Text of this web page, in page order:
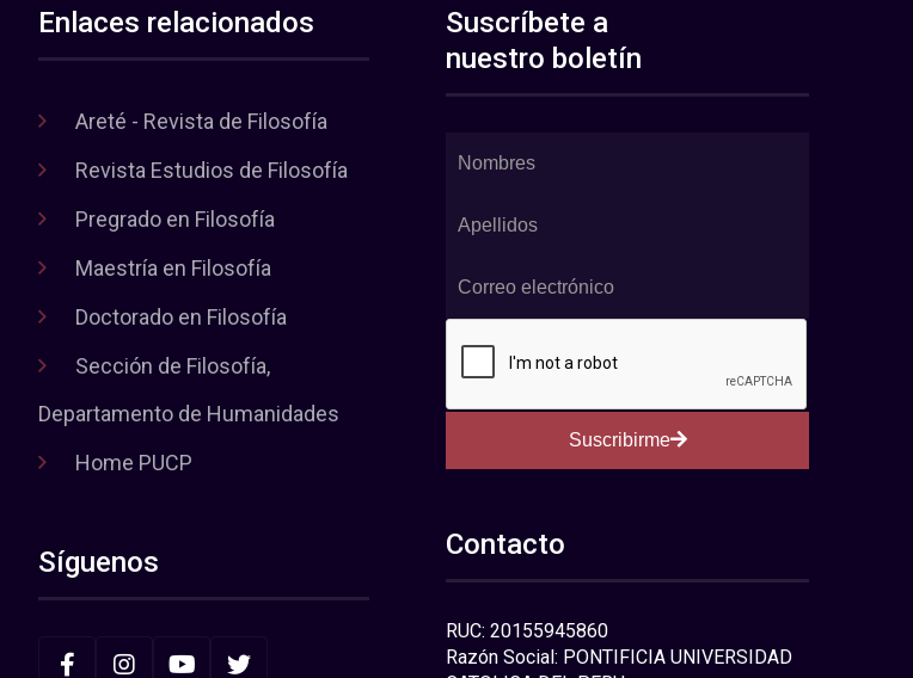
Enlaces relacionados
Areté - Revista de Filosofía
Revista Estudios de Filosofía
Pregrado en Filosofía
Maestría en Filosofía
Doctorado en Filosofía
Sección de Filosofía,
Departamento de Humanidades
Home PUCP
Síguenos
Suscríbete a
nuestro boletín
Suscribirme
Contacto
RUC: 20155945860
Razón Social: PONTIFICIA UNIVERSIDAD